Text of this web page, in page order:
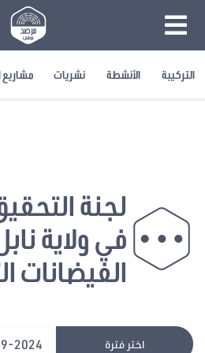
التركيبة الأنشطة نشريات مشاريع
لجنة
في ولاية
الفيضانات
اختر فترة 2024